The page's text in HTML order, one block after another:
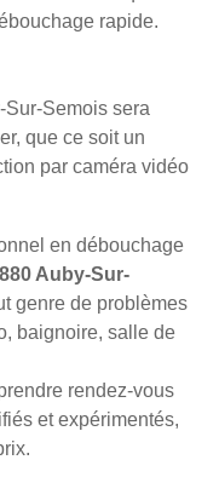
rapide.
Semois sera
que ce soit un
par caméra vidéo
en débouchage
Auby-Sur-
genre de problèmes
baignoire, salle de
rendez-vous
et expérimentés,